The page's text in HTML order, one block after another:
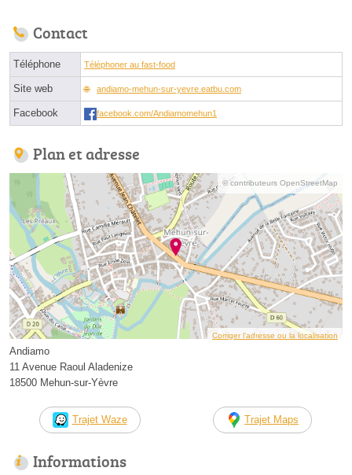
Contact
Téléphone Téléphoner au fast-food
Site web andiamo-mehun-sur-yevre.eatbu.com
Facebook facebook.com/Andiamomehun1
Plan et adresse
© contributeurs OpenStreetMap
Corriger l’adresse ou la localisation
Andiamo
11 Avenue Raoul Aladenize
18500 Mehun-sur-Yèvre
Trajet Waze Trajet Maps
Informations